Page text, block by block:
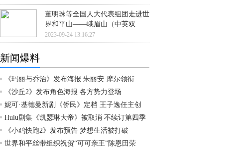
董明珠等全国人大代表组团走进世
界和平山——峨眉山（中英双
2023-09-24 13:16:27
新闻爆料
《玛丽与乔治》发布海报 朱丽安·摩尔领衔
《沙丘2》发布角色海报 各方势力登场
妮可·基德曼新剧《侨民》定档 王子逸任主创
Hulu剧集《凯瑟琳大帝》被取消 不续订第四季
《小鸡快跑2》发布预告 梦想生活被打破
世界和平丝带组织祝贺“可可亲王”陈恩田荣